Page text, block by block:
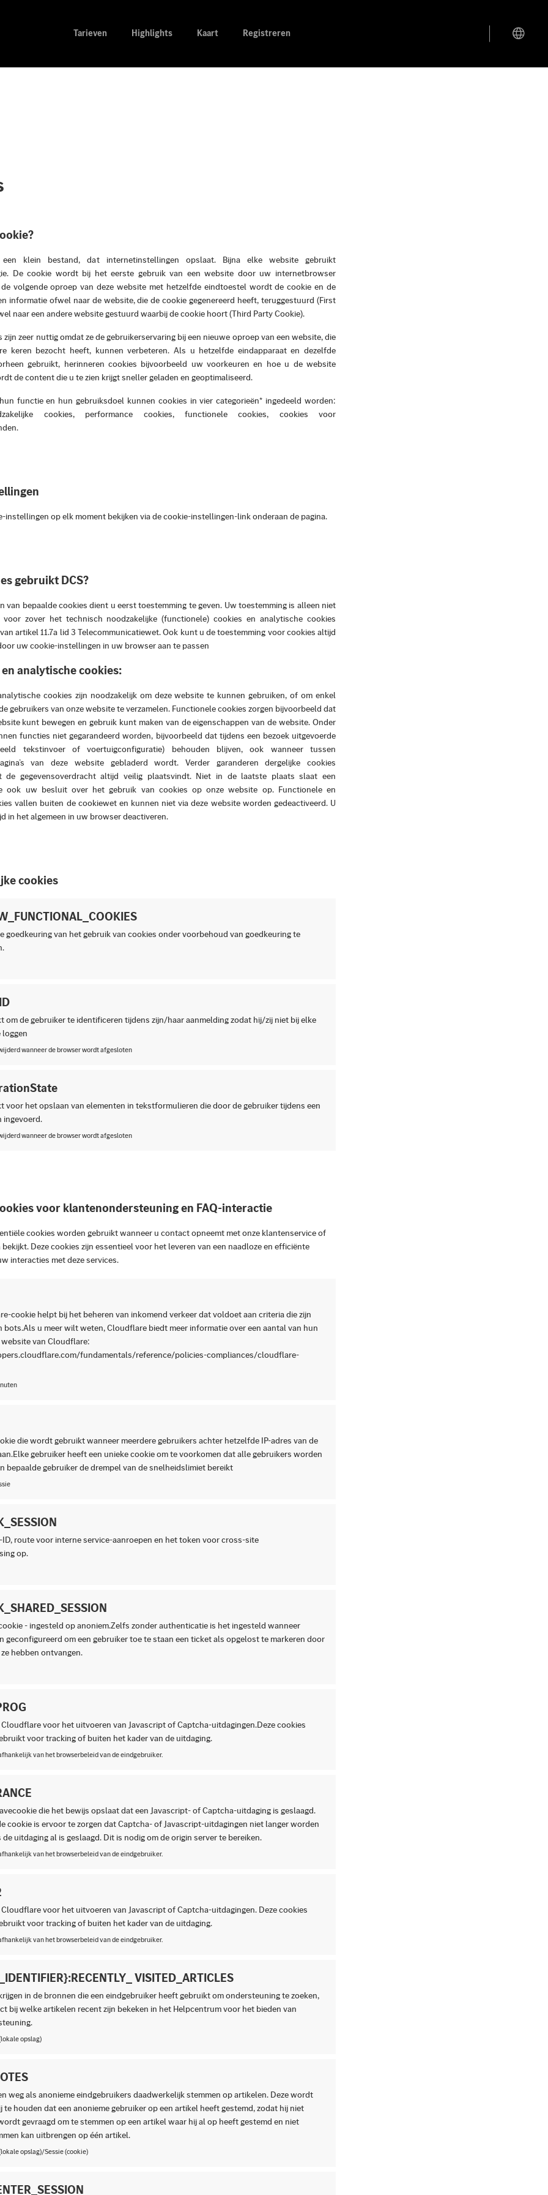
Tarieven Highlights Kaart Registreren
klein bestand, dat internetinstellingen opslaat. Bijna elke website gebruikt
De cookie wordt bij het eerste gebruik van een website door uw internetbrowser
volgende oproep van deze website met hetzelfde eindtoestel wordt de cookie en de
informatie ofwel naar de website, die de cookie gegenereerd heeft, teruggestuurd (First
naar een andere website gestuurd waarbij de cookie hoort (Third Party Cookie).
zijn zeer nuttig omdat ze de gebruikerservaring bij een nieuwe oproep van een website, die
keren bezocht heeft, kunnen verbeteren. Als u hetzelfde eindapparaat en dezelfde
gebruikt, herinneren cookies bijvoorbeeld uw voorkeuren en hoe u de website
de content die u te zien krijgt sneller geladen en geoptimaliseerd.
functie en hun gebruiksdoel kunnen cookies in vier categorieën* ingedeeld worden:
cookies, performance cookies, functionele cookies, cookies voor
instellingen op elk moment bekijken via de cookie-instellingen-link onderaan de pagina.
gebruikt DCS?
van bepaalde cookies dient u eerst toestemming te geven. Uw toestemming is alleen niet
zover het technisch noodzakelijke (functionele) cookies en analytische cookies
artikel 11.7a lid 3 Telecommunicatiewet. Ook kunt u de toestemming voor cookies altijd
uw cookie-instellingen in uw browser aan te passen
analytische cookies:
cookies zijn noodzakelijk om deze website te kunnen gebruiken, of om enkel
gebruikers van onze website te verzamelen. Functionele cookies zorgen bijvoorbeeld dat
kunt bewegen en gebruik kunt maken van de eigenschappen van de website. Onder
functies niet gegarandeerd worden, bijvoorbeeld dat tijdens een bezoek uitgevoerde
tekstinvoer of voertuigconfiguratie) behouden blijven, ook wanneer tussen
van deze website gebladerd wordt. Verder garanderen dergelijke cookies
de gegevensoverdracht altijd veilig plaatsvindt. Niet in de laatste plaats slaat een
ook uw besluit over het gebruik van cookies op onze website op. Functionele en
vallen buiten de cookiewet en kunnen niet via deze website worden gedeactiveerd. U
in het algemeen in uw browser deactiveren.
cookies
goedkeuring van het gebruik van cookies onder voorbehoud van goedkeuring te
om de gebruiker te identificeren tijdens zijn/haar aanmelding zodat hij/zij niet bij elke
wanneer de browser wordt afgesloten
voor het opslaan van elementen in tekstformulieren die door de gebruiker tijdens een
ingevoerd.
wanneer de browser wordt afgesloten
voor klantenondersteuning en FAQ-interactie
cookies worden gebruikt wanneer u contact opneemt met onze klantenservice of
bekijkt. Deze cookies zijn essentieel voor het leveren van een naadloze en efficiënte
interacties met deze services.
cookie helpt bij het beheren van inkomend verkeer dat voldoet aan criteria die zijn
bots.Als u meer wilt weten, Cloudflare biedt meer informatie over een aantal van hun
van Cloudflare:
fundamentals/reference/policies-compliances/cloudflare-
die wordt gebruikt wanneer meerdere gebruikers achter hetzelfde IP-adres van de
gebruiker heeft een unieke cookie om te voorkomen dat alle gebruikers worden
bepaalde gebruiker de drempel van de snelheidslimiet bereikt
route voor interne service-aanroepen en het token voor cross-site
op.
- ingesteld op anoniem.Zelfs zonder authenticatie is het ingesteld wanneer
geconfigureerd om een gebruiker toe te staan een ticket als opgelost te markeren door
hebben ontvangen.
voor het uitvoeren van Javascript of Captcha-uitdagingen.Deze cookies
voor tracking of buiten het kader van de uitdaging.
van het browserbeleid van de eindgebruiker.
die het bewijs opslaat dat een Javascript- of Captcha-uitdaging is geslaagd.
cookie is ervoor te zorgen dat Captcha- of Javascript-uitdagingen niet langer worden
uitdaging al is geslaagd. Dit is nodig om de origin server te bereiken.
van het browserbeleid van de eindgebruiker.
voor het uitvoeren van Javascript of Captcha-uitdagingen. Deze cookies
voor tracking of buiten het kader van de uitdaging.
van het browserbeleid van de eindgebruiker.
VISITED_ARTICLES
in de bronnen die een eindgebruiker heeft gebruikt om ondersteuning te zoeken,
bij welke artikelen recent zijn bekeken in het Helpcentrum voor het bieden van
opslag)
weg als anonieme eindgebruikers daadwerkelijk stemmen op artikelen. Deze wordt
te houden dat een anonieme gebruiker op een artikel heeft gestemd, zodat hij niet
gevraagd om te stemmen op een artikel waar hij al op heeft gestemd en niet
kan uitbrengen op één artikel.
opslag)/Sessie (cookie)